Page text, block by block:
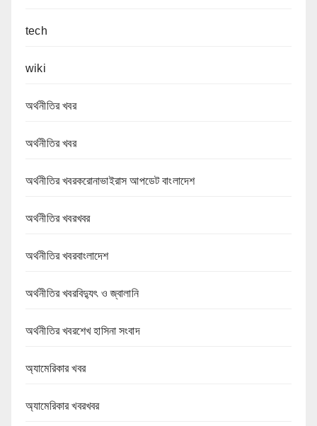
tech
wiki
অর্থনীতির খবর
অর্থনীতির খবর
অর্থনীতির খবরকরোনাভাইরাস আপডেট বাংলাদেশ
অর্থনীতির খবরখবর
অর্থনীতির খবরবাংলাদেশ
অর্থনীতির খবরবিদ্যুৎ ও জ্বালানি
অর্থনীতির খবরশেখ হাসিনা সংবাদ
অ্যামেরিকার খবর
অ্যামেরিকার খবরখবর